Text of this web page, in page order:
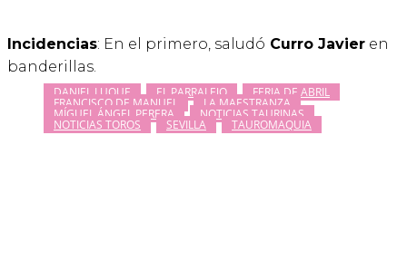
Incidencias: En el primero, saludó Curro Javier en
banderillas.
DANIEL LUQUE EL PARRALEJO FERIA DE ABRIL
FRANCISCO DE MANUEL LA MAESTRANZA
MÍGUEL ÁNGEL PERERA NOTICIAS TAURINAS
NOTICIAS TOROS SEVILLA TAUROMAQUIA